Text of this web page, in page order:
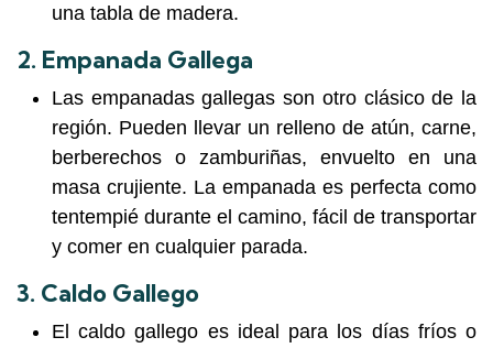
una tabla de madera.
2. Empanada Gallega
Las empanadas gallegas son otro clásico de la
región. Pueden llevar un relleno de atún, carne,
berberechos o zamburiñas, envuelto en una
masa crujiente. La empanada es perfecta como
tentempié durante el camino, fácil de transportar
y comer en cualquier parada.
3. Caldo Gallego
El caldo gallego es ideal para los días fríos o